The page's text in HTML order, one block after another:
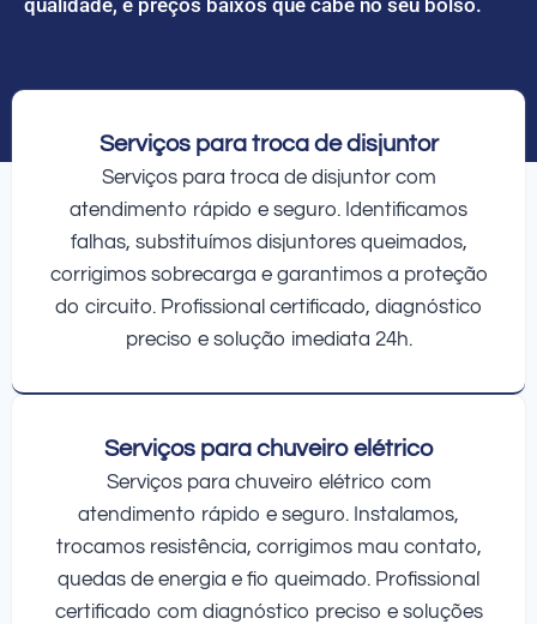
Serviços para troca de disjuntor
Serviços para troca de disjuntor com
atendimento rápido e seguro. Identificamos
falhas, substituímos disjuntores queimados,
corrigimos sobrecarga e garantimos a proteção
do circuito. Profissional certificado, diagnóstico
preciso e solução imediata 24h.
Serviços para chuveiro elétrico
Serviços para chuveiro elétrico com
atendimento rápido e seguro. Instalamos,
trocamos resistência, corrigimos mau contato,
quedas de energia e fio queimado. Profissional
certificado com diagnóstico preciso e soluções